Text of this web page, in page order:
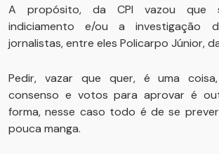
A propósito, da CPI vazou que
indiciamento e/ou a
jornalistas, entre eles Policarpo Júnior,
Pedir, vazar que quer, é uma
consenso e votos para aprovar é
forma, nesse caso todo é de se
pouca manga.